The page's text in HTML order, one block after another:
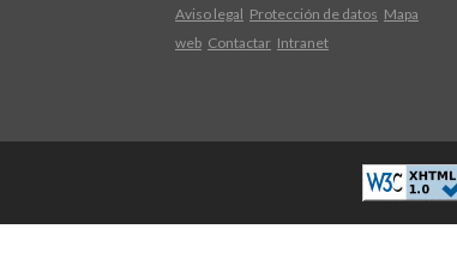
Aviso legal Protección de datos Mapa
web Contactar Intranet